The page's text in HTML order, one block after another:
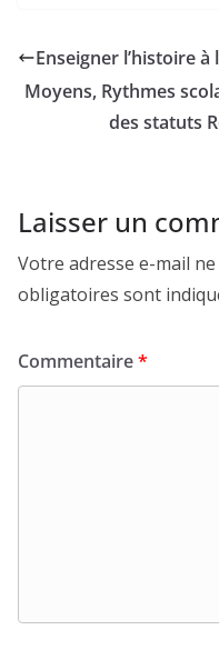
Enseigner l’histoire à
Moyens, Rythmes
des statuts
Laisser un
Votre adresse e-mail
obligatoires sont
Commentaire*